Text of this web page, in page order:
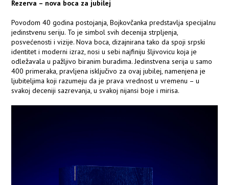
Rezerva – nova boca za jubilej
Povodom 40 godina postojanja, Bojkovčanka predstavlja specijalnu
jedinstvenu seriju. To je simbol svih decenija strpljenja,
posvećenosti i vizije. Nova boca, dizajnirana tako da spoji srpski
identitet i moderni izraz, nosi u sebi najfiniju šljivovicu koja je
odležavala u pažljivo biranim buradima. Jedinstvena serija u samo
400 primeraka, pravljena isključivo za ovaj jubilej, namenjena je
ljubiteljima koji razumeju da je prava vrednost u vremenu – u
svakoj deceniji sazrevanja, u svakoj nijansi boje i mirisa.